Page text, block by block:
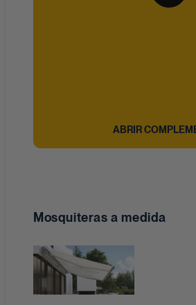
ABRIR
Mosquiteras a medida